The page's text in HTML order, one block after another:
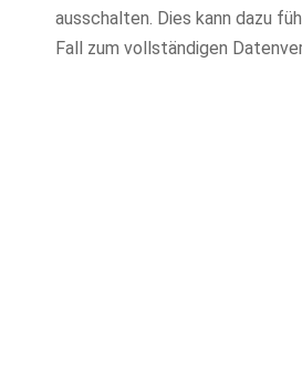
ausschalten. Dies kann dazu
Fall zum vollständigen